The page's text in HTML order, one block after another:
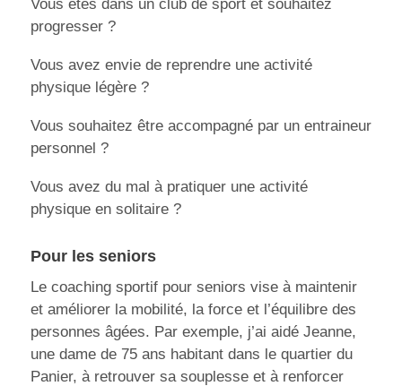
Vous êtes dans un club de sport et souhaitez
progresser ?
Vous avez envie de reprendre une activité
physique légère ?
Vous souhaitez être accompagné par un entraineur
personnel ?
Vous avez du mal à pratiquer une activité
physique en solitaire ?
Pour les seniors
Le coaching sportif pour seniors vise à maintenir
et améliorer la mobilité, la force et l’équilibre des
personnes âgées. Par exemple, j’ai aidé Jeanne,
une dame de 75 ans habitant dans le quartier du
Panier, à retrouver sa souplesse et à renforcer